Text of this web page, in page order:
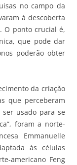
no campo da
à descoberta
O ponto crucial é,
que pode dar
poderão obter
da criação
que perceberam
usado para se
foram a norte-
Emmanuelle
às células
americano Feng